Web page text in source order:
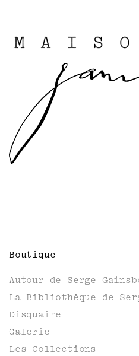
de sa fragilité, les
du tirage peuvent
jours
Boutique
Autour de Serge
La Bibliothèque de
Disquaire
Galerie
Les Collections